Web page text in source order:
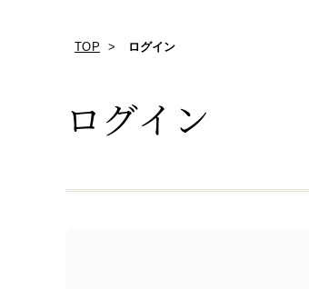
TOP ログイン
ログイン